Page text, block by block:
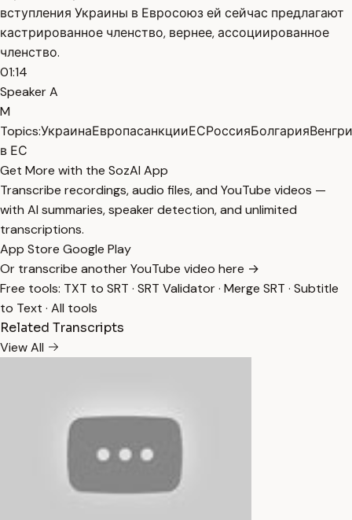
вступления Украины в Евросоюз ей сейчас предлагают
кастрированное членство, вернее, ассоциированное
членство.
01:14
Speaker A
M
Topics:УкраинаЕвропасанкцииЕСРоссияБолгария
в ЕС
Get More with the SozAI App
Transcribe recordings, audio files, and YouTube videos —
with AI summaries, speaker detection, and unlimited
transcriptions.
App Store Google Play
Or transcribe another YouTube video here →
Free tools: TXT to SRT · SRT Validator· Merge SRT · Subtitle
to Text · All tools
Related Transcripts
View All